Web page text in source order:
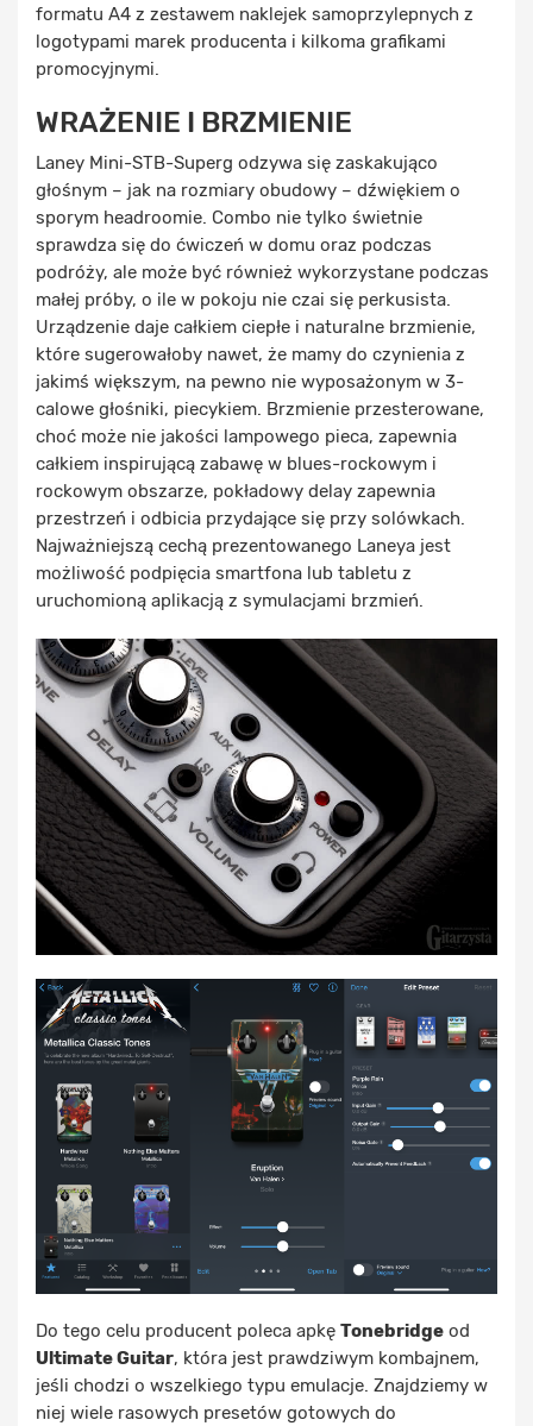
formatu A4 z zestawem naklejek samoprzylepnych z
logotypami marek producenta i kilkoma grafikami
promocyjnymi.
WRAŻENIE I BRZMIENIE
Laney Mini-STB-Superg odzywa się zaskakująco
głośnym – jak na rozmiary obudowy – dźwiękiem o
sporym headroomie. Combo nie tylko świetnie
sprawdza się do ćwiczeń w domu oraz podczas
podróży, ale może być również wykorzystane podczas
małej próby, o ile w pokoju nie czai się perkusista.
Urządzenie daje całkiem ciepłe i naturalne brzmienie,
które sugerowałoby nawet, że mamy do czynienia z
jakimś większym, na pewno nie wyposażonym w 3-
calowe głośniki, piecykiem. Brzmienie przesterowane,
choć może nie jakości lampowego pieca, zapewnia
całkiem inspirującą zabawę w blues-rockowym i
rockowym obszarze, pokładowy delay zapewnia
przestrzeń i odbicia przydające się przy solówkach.
Najważniejszą cechą prezentowanego Laneya jest
możliwość podpięcia smartfona lub tabletu z
uruchomioną aplikacją z symulacjami brzmień.
Do tego celu producent poleca apkę Tonebridge od
Ultimate Guitar, która jest prawdziwym kombajnem,
jeśli chodzi o wszelkiego typu emulacje. Znajdziemy w
niej wiele rasowych presetów gotowych do